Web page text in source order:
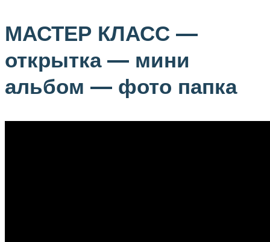
МАСТЕР КЛАСС —
открытка — мини
альбом — фото папка